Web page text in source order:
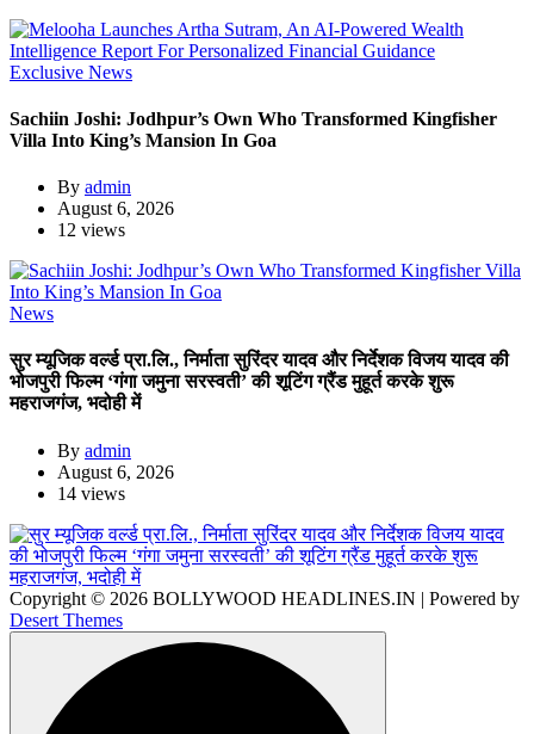
Exclusive News
Sachiin Joshi: Jodhpur’s Own Who Transformed Kingfisher
Villa Into King’s Mansion In Goa
By admin
August 6, 2026
12 views
News
सुर म्यूजिक वर्ल्ड प्रा.लि., निर्माता सुरिंदर यादव और निर्देशक विजय यादव की
भोजपुरी फिल्म ‘गंगा जमुना सरस्वती’ की शूटिंग ग्रैंड मुहूर्त करके शुरू
महराजगंज, भदोही में
By admin
August 6, 2026
14 views
Copyright © 2026 BOLLYWOOD HEADLINES.IN | Powered by
Desert Themes